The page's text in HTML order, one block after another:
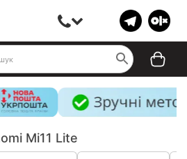
Mi11 Lite